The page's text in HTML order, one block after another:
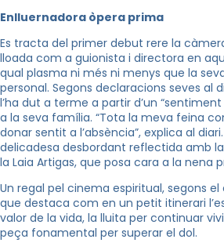
Enlluernadora òpera prima
Es tracta del primer debut rere la
lloada com a guionista i directora en
qual plasma ni més ni menys que la
personal. Segons declaracions seves al
l’ha dut a terme a partir d’un
a la seva família. “Tota la meva feina
donar sentit a l’absència”, explica al
delicadesa desbordant reflectida amb
la Laia Artigas, que posa cara a la nena
Un regal pel cinema espiritual, segons
que destaca com en un petit itinerari
valor de la vida, la lluita per continuar
peça fonamental per superar el dol.